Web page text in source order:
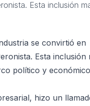
Esta inclusión
se convirtió en
Esta inclusión
político y
hizo un